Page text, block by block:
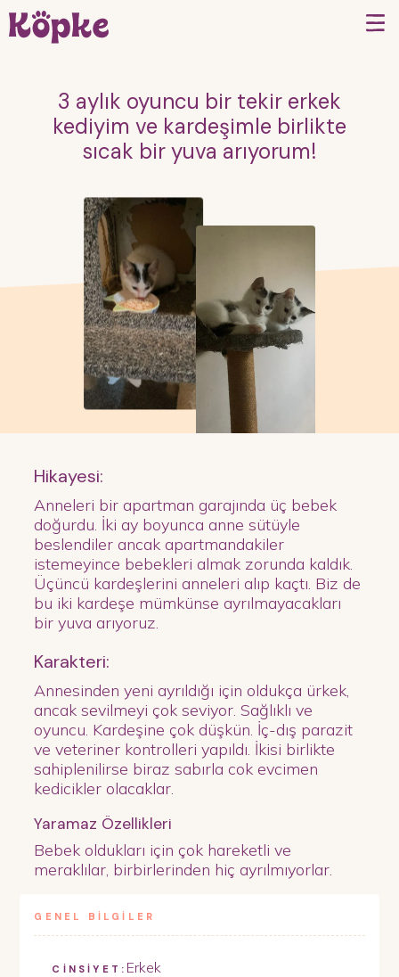
3 aylık oyuncu bir tekir erkek
kediyim ve kardeşimle birlikte
sıcak bir yuva arıyorum!
Hikayesi:
Anneleri bir apartman garajında üç bebek
doğurdu. İki ay boyunca anne sütüyle
beslendiler ancak apartmandakiler
istemeyince bebekleri almak zorunda kaldık.
Üçüncü kardeşlerini anneleri alıp kaçtı. Biz de
bu iki kardeşe mümkünse ayrılmayacakları
bir yuva arıyoruz.
Karakteri:
Annesinden yeni ayrıldığı için oldukça ürkek,
ancak sevilmeyi çok seviyor. Sağlıklı ve
oyuncu. Kardeşine çok düşkün. İç-dış parazit
ve veteriner kontrolleri yapıldı. İkisi birlikte
sahiplenilirse biraz sabırla cok evcimen
kedicikler olacaklar.
Yaramaz Özellikleri
Bebek oldukları için çok hareketli ve
meraklılar, birbirlerinden hiç ayrılmıyorlar.
GENEL BİLGİLER
CİNSİYET: Erkek